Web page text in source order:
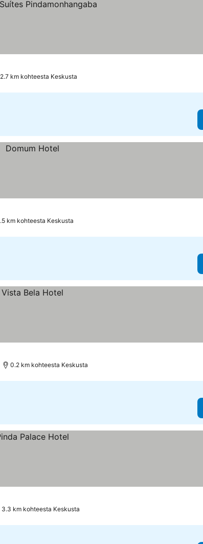
2.7 km kohteesta Keskusta
km kohteesta Keskusta
0.2 km kohteesta Keskusta
3.3 km kohteesta Keskusta